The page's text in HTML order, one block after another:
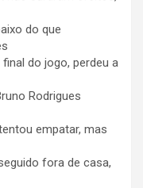
do que
do jogo, perdeu a
Rodrigues
empatar, mas
fora de casa,